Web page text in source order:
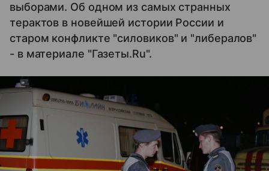
выборами. Об одном из самых странных
терактов в новейшей истории России и
старом конфликте "силовиков" и "либералов"
- в материале "Газеты.Ru".